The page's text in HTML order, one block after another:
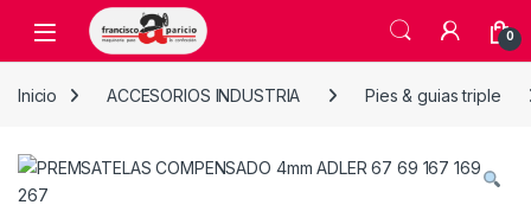
Skip to navigation
Skip to content
Open 0
Inicio ACCESORIOS INDUSTRIA Pies & guias triple